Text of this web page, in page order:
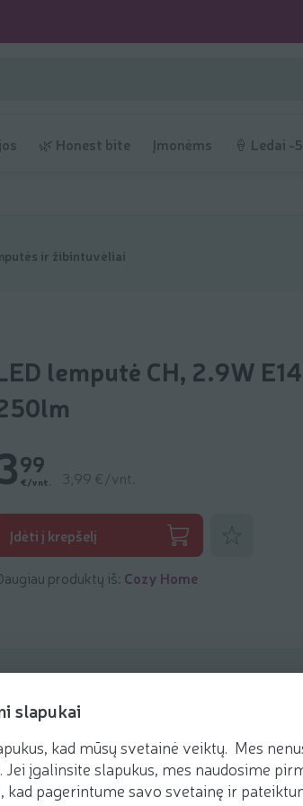
slapukai
kad mūsų svetainė veiktų. Mes
įgalinsite slapukus, mes naudosime
kad pagerintume savo svetainę ir
🌿 Honest bite Įmonėms 🍦 Ledai -
ir žibintuvėliai
lemputė CH, 2.9W E14
99
€/vnt. 3,99 €/vnt.
Įdėti į krepšelį
produktų iš: Cozy Home